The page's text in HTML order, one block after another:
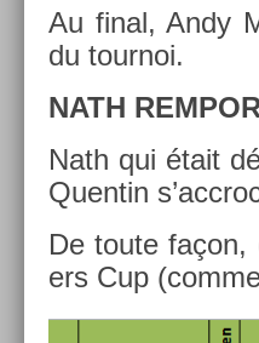
Au final, Andy
du tour­noi.
NATH
Nath qui était
Quen­tin
De toute
ers Cup